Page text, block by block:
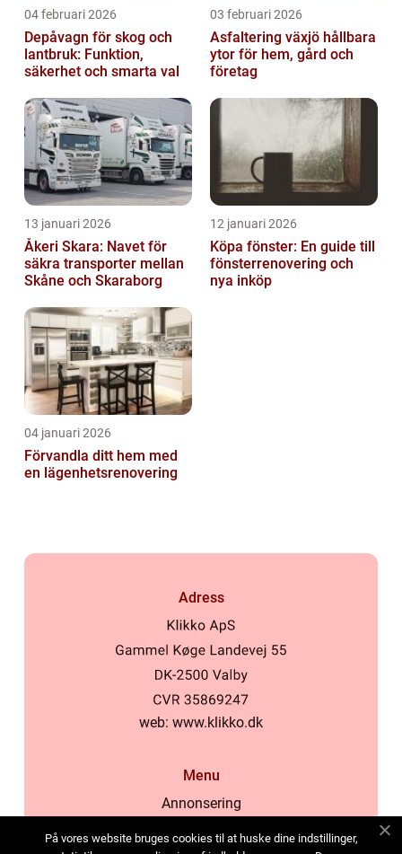
04 februari 2026
Depåvagn för skog och
lantbruk: Funktion,
säkerhet och smarta val
03 februari 2026
Asfaltering växjö hållbara
ytor för hem, gård och
företag
13 januari 2026
Åkeri Skara: Navet för
säkra transporter mellan
Skåne och Skaraborg
12 januari 2026
Köpa fönster: En guide till
fönsterrenovering och
nya inköp
04 januari 2026
Förvandla ditt hem med
en lägenhetsrenovering
Adress
web: www.klikko.dk
Menu
Annonsering
På vores website bruges cookies til at huske dine indstillinger,